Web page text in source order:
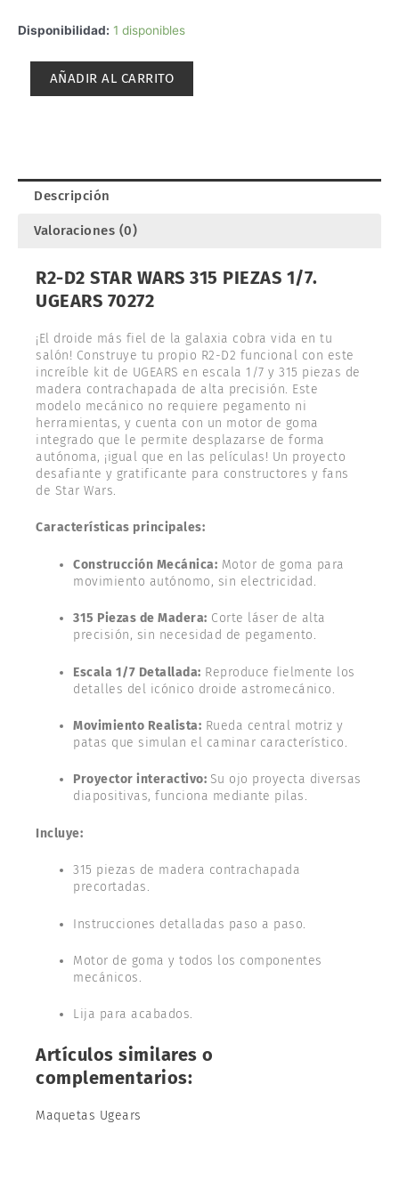
Disponibilidad: 1 disponibles
R2-
70272
AÑADIR AL CARRITO
Descripción
Valoraciones (0)
R2-D2 STAR WARS 315 PIEZAS 1/7.
UGEARS 70272
¡El droide más fiel de la galaxia cobra vida en tu
salón! Construye tu propio R2-D2 funcional con este
increíble kit de UGEARS en escala 1/7 y 315 piezas de
madera contrachapada de alta precisión. Este
modelo mecánico no requiere pegamento ni
herramientas, y cuenta con un motor de goma
integrado que le permite desplazarse de forma
autónoma, ¡igual que en las películas! Un proyecto
desafiante y gratificante para constructores y fans
de Star Wars.
Características principales:
Construcción Mecánica: Motor de goma para
movimiento autónomo, sin electricidad.
315 Piezas de Madera: Corte láser de alta
precisión, sin necesidad de pegamento.
Escala 1/7 Detallada: Reproduce fielmente los
detalles del icónico droide astromecánico.
Movimiento Realista: Rueda central motriz y
patas que simulan el caminar característico.
Proyector interactivo: Su ojo proyecta diversas
diapositivas, funciona mediante pilas.
Incluye:
315 piezas de madera contrachapada
precortadas.
Instrucciones detalladas paso a paso.
Motor de goma y todos los componentes
mecánicos.
Lija para acabados.
Artículos similares o
complementarios:
Maquetas Ugears